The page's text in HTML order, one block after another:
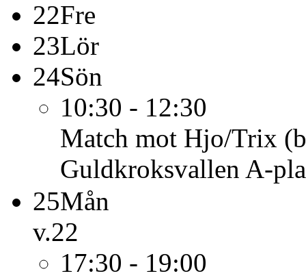
22Fre
23Lör
24Sön
10:30 - 12:30
Match mot Hjo/Trix
Guldkroksvallen A-
25Mån
v.22
17:30 - 19:00